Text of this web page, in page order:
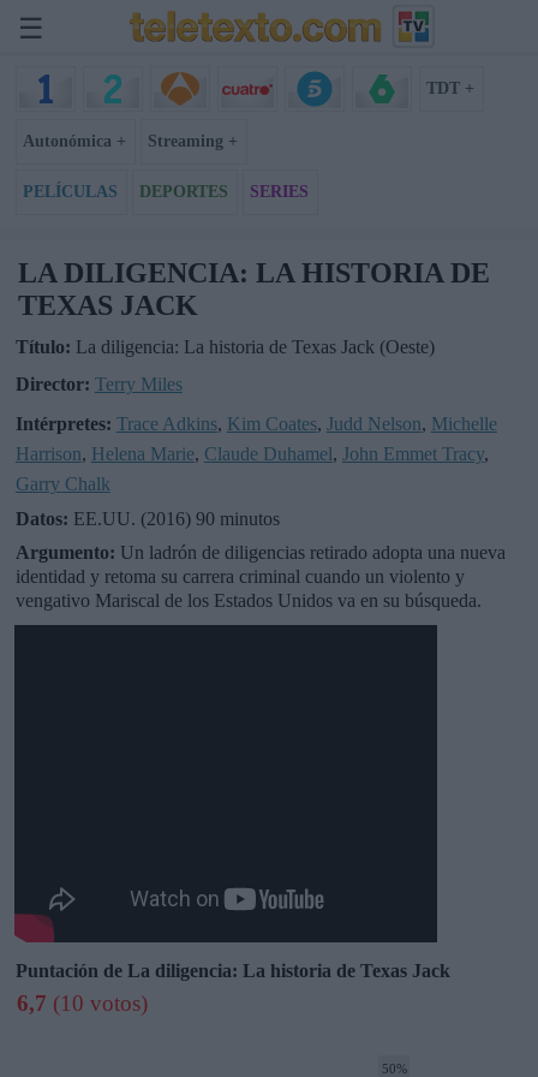
☰
TDT +
Autonómica + Streaming +
PELÍCULAS DEPORTES SERIES
LA DILIGENCIA: LA HISTORIA DE
TEXAS JACK
Título: La diligencia: La historia de Texas Jack (Oeste)
Director: Terry Miles
Intérpretes: Trace Adkins, Kim Coates, Judd Nelson, Michelle
Harrison, Helena Marie, Claude Duhamel, John Emmet Tracy,
Garry Chalk
Datos: EE.UU. (2016) 90 minutos
Argumento: Un ladrón de diligencias retirado adopta una nueva
identidad y retoma su carrera criminal cuando un violento y
vengativo Mariscal de los Estados Unidos va en su búsqueda.
Puntación de La diligencia: La historia de Texas Jack
6,7 (10 votos)
50%